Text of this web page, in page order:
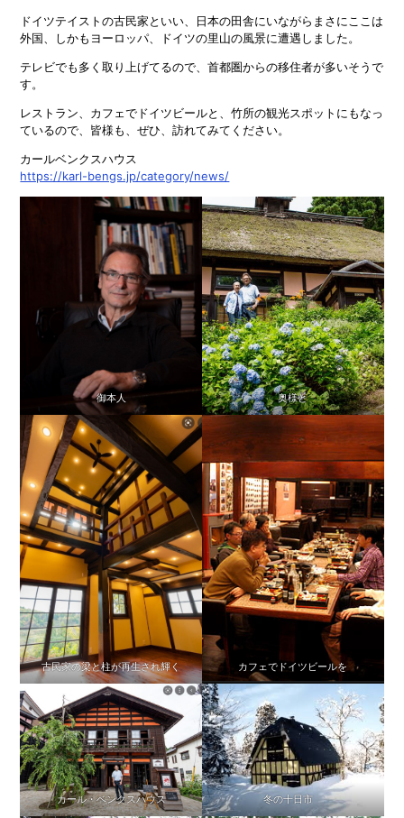
ドイツテイストの古民家といい、日本の田舎にいながらまさにここは
外国、しかもヨーロッパ、ドイツの里山の風景に遭遇しました。
テレビでも多く取り上げてるので、首都圏からの移住者が多いそうで
す。
レストラン、カフェでドイツビールと、竹所の観光スポットにもなっ
ているので、皆様も、ぜひ、訪れてみてください。
カールベンクスハウス
https://karl-bengs.jp/category/news/
御本人 奥様と
古民家の梁と柱が再生され輝く カフェでドイツビールを
カール・ベンクスハウス 冬の十日市